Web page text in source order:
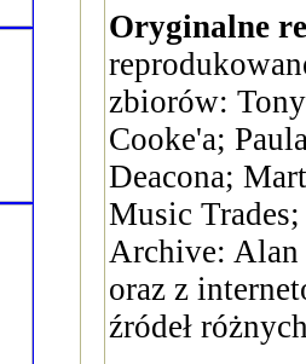
Oryginalne
zbiorów:
Cooke'a;
Deacona;
Music
Archive: Alan
oraz z
źródeł